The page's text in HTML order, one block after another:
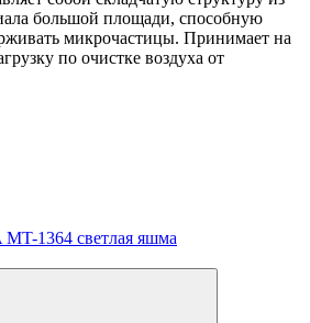
большой площади, способную
микрочастицы. Принимает на
по очистке воздуха от
1364 светлая яшма